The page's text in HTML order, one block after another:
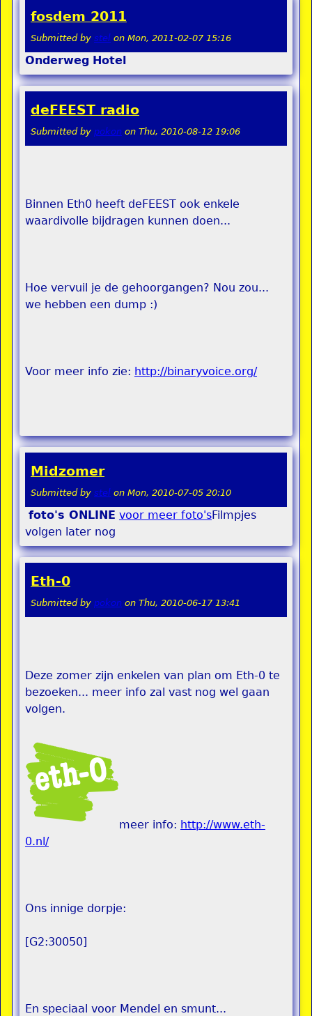
fosdem 2011
Submitted by stel on Mon, 2011-02-07 15:16
Onderweg Hotel
deFEEST radio
Submitted by pokon on Thu, 2010-08-12 19:06
Binnen Eth0 heeft deFEEST ook enkele
waardivolle bijdragen kunnen doen...
Hoe vervuil je de gehoorgangen? Nou zou...
we hebben een dump :)
Voor meer info zie: http://binaryvoice.org/
Midzomer
Submitted by stel on Mon, 2010-07-05 20:10
foto's ONLINE voor meer foto'sFilmpjes
volgen later nog
Eth-0
Submitted by pokon on Thu, 2010-06-17 13:41
Deze zomer zijn enkelen van plan om Eth-0 te
bezoeken... meer info zal vast nog wel gaan
volgen.
meer info: http://www.eth-
0.nl/
Ons innige dorpje:
[G2:30050]
En speciaal voor Mendel en smunt...